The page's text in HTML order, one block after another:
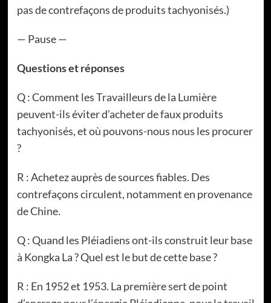
pas de contrefaçons de produits tachyonisés.)
— Pause —
Questions et réponses
Q : Comment les Travailleurs de la Lumière
peuvent-ils éviter d’acheter de faux produits
tachyonisés, et où pouvons-nous nous les procurer
?
R : Achetez auprès de sources fiables. Des
contrefaçons circulent, notamment en provenance
de Chine.
Q : Quand les Pléiadiens ont-ils construit leur base
à Kongka La ? Quel est le but de cette base ?
R : En 1952 et 1953. La première sert de point